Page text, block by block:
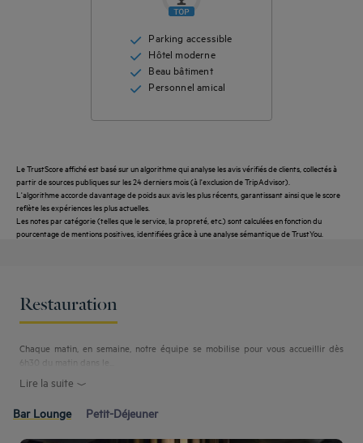
Parking accessible
Hôtel moderne
Beau bâtiment
Personnel amical
Le TrustScore affiché est basé sur un algorithme qui analyse les avis vérifiés de clients, collectés à
partir de sources publiques sur les 24 derniers mois (à l'exclusion de TripAdvisor).
L'algorithme accorde davantage de poids aux avis les plus récents, garantissant ainsi que le score
reflète les expériences les plus actuelles.
Les notes par catégorie (telles que le service, la propreté, etc.) sont calculées en fonction du
pourcentage de mentions positives, identifiées grâce à une analyse sémantique de TrustYou.
Restauration
Chaque matin, en semaine, notre équipe se mobilise pour vous accueillir dès
6h30 du matin dans le...
Lire la suite
Bar Lounge Petit-Déjeuner